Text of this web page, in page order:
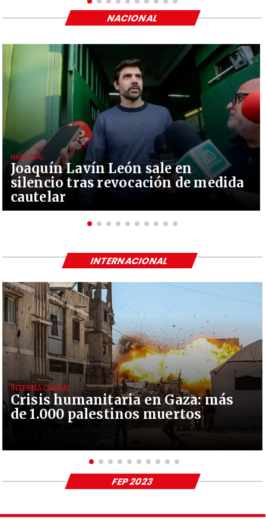
Joaquín Lavín León sale en
silencio tras revocación de medida
cautelar
NACIONAL
NACIONAL
Crisis humanitaria en Gaza: más
de 1.000 palestinos muertos
INTERNACIONAL
INTERNACIONAL
FEP 2023